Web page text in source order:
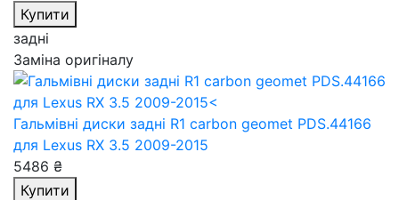
Купити
задні
Заміна оригіналу
Гальмівні диски задні R1 carbon geomet PDS.44166
для Lexus RX 3.5 2009-2015
5486 ₴
Купити